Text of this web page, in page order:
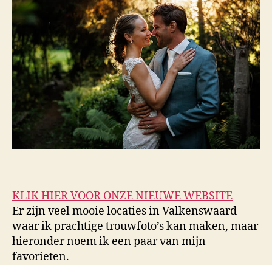
KLIK HIER VOOR ONZE NIEUWE WEBSITE
Er zijn veel mooie locaties in Valkenswaard
waar ik prachtige trouwfoto’s kan maken, maar
hieronder noem ik een paar van mijn
favorieten.